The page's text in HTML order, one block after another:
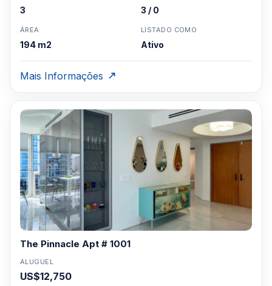
3 3 / 0
ÁREA
194 m2
LISTADO COMO
Ativo
Mais Informações
The Pinnacle Apt # 1001
ALUGUEL
US$12,750